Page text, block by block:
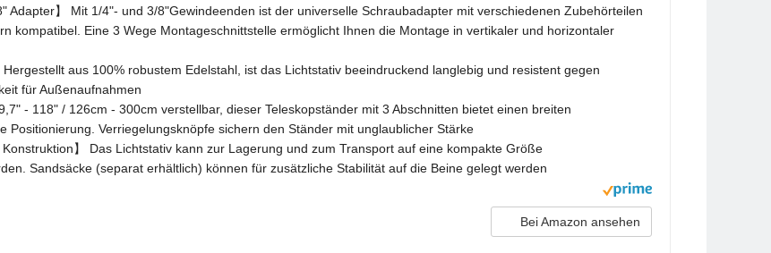
Adapter】 Mit 1/4"- und 3/8"Gewindeenden ist der universelle Schraubadapter mit verschiedenen Zubehörteilen
kompatibel. Eine 3 Wege Montageschnittstelle ermöglicht Ihnen die Montage in vertikaler und horizontaler
Hergestellt aus 100% robustem Edelstahl, ist das Lichtstativ beeindruckend langlebig und resistent gegen
für Außenaufnahmen
- 118" / 126cm - 300cm verstellbar, dieser Teleskopständer mit 3 Abschnitten bietet einen breiten
Positionierung. Verriegelungsknöpfe sichern den Ständer mit unglaublicher Stärke
Konstruktion】 Das Lichtstativ kann zur Lagerung und zum Transport auf eine kompakte Größe
Sandsäcke (separat erhältlich) können für zusätzliche Stabilität auf die Beine gelegt werden
Bei Amazon ansehen